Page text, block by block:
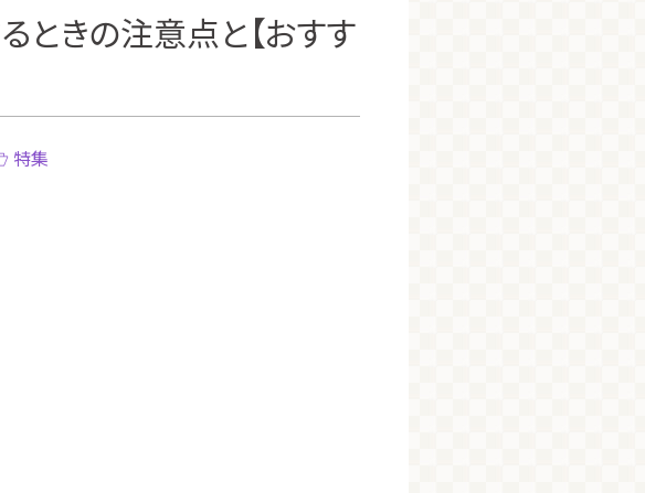
ときの注意点と【おすす
特集